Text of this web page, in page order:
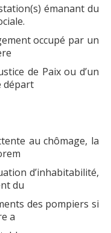
émanant du
occupé par un
de Paix ou d’un
départ
au chômage, la
d’inhabitabilité,
du
des pompiers si
a